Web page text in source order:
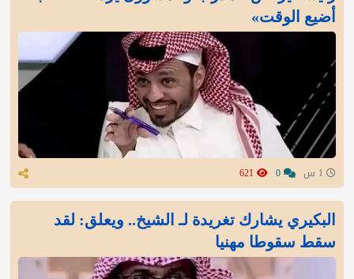
أضيع الوقت»
البكيري يشارك تغريدة لـ الشيخ.. ويعلق: لقد
سقط سقوطا مهنيا